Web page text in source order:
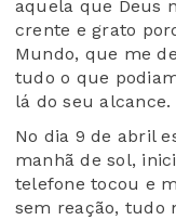
aquela que Deus
crente e grato
Mundo, que me
tudo o que
lá do seu alcance.
No dia 9 de abril
manhã de sol,
telefone tocou e
sem reação, tudo